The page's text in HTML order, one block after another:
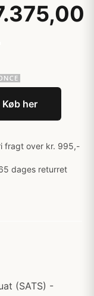
Køb her
fragt over kr. 995,-
dages returret
(SATS) -